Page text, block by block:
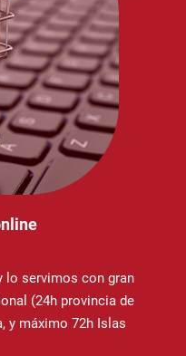
lo servimos con gran
(24h provincia de
y máximo 72h Islas